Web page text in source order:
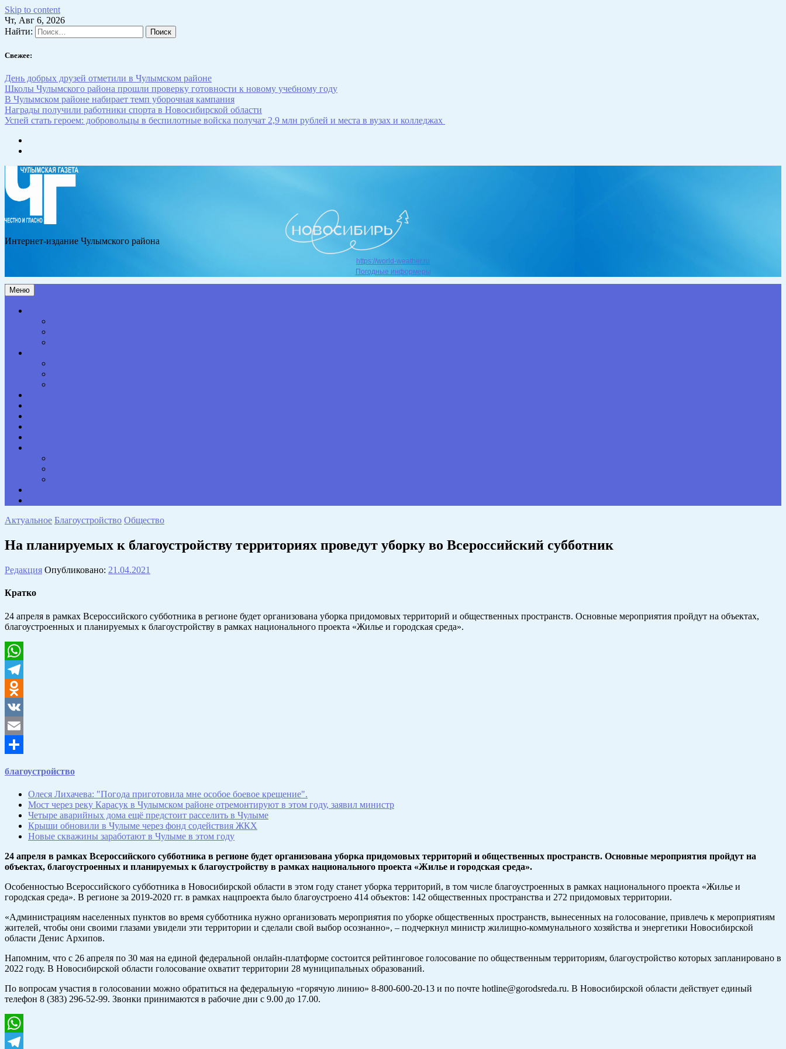
Skip to content
Чт, Авг 6, 2026
Найти:
Свежее:
День добрых друзей отметили в Чулымском районе
Школы Чулымского района прошли проверку готовности к новому учебному году
В Чулымском районе набирает темп уборочная кампания
Награды получили работники спорта в Новосибирской области
Успей стать героем: добровольцы в беспилотные войска получат 2,9 млн рублей и места в вузах и колледжах
Интернет-издание Чулымского района
https://world-weather.ru
Погодные информеры
Меню
Актуальное Благоустройство Общество
На планируемых к благоустройству территориях проведут уборку во Всероссийский субботник
Редакция Опубликовано: 21.04.2021
Кратко
24 апреля в рамках Всероссийского субботника в регионе будет организована уборка придомовых территорий и общественных пространств. Основные мероприятия пройдут на объектах,
благоустроенных и планируемых к благоустройству в рамках национального проекта «Жилье и городская среда».
WhatsApp
Telegram
Odnoklassniki
VK
Email
благоустройство
Олеся Лихачева: "Погода приготовила мне особое боевое крещение".
Мост через реку Карасук в Чулымском районе отремонтируют в этом году, заявил министр
Четыре аварийных дома ещё предстоит расселить в Чулыме
Крыши обновили в Чулыме через фонд содействия ЖКХ
Новые скважины заработают в Чулыме в этом году
24 апреля в рамках Всероссийского субботника в регионе будет организована уборка придомовых территорий и общественных пространств. Основные мероприятия пройдут на
объектах, благоустроенных и планируемых к благоустройству в рамках национального проекта «Жилье и городская среда».
Особенностью Всероссийского субботника в Новосибирской области в этом году станет уборка территорий, в том числе благоустроенных в рамках национального проекта «Жилье и
городская среда». В регионе за 2019-2020 гг. в рамках нацпроекта было благоустроено 414 объектов: 142 общественных пространства и 272 придомовых территории.
«Администрациям населенных пунктов во время субботника нужно организовать мероприятия по уборке общественных пространств, вынесенных на голосование, привлечь к мероприятиям
жителей, чтобы они своими глазами увидели эти территории и сделали свой выбор осознанно», – подчеркнул министр жилищно-коммунального хозяйства и энергетики Новосибирской
области Денис Архипов.
Напомним, что с 26 апреля по 30 мая на единой федеральной онлайн-платформе состоится рейтинговое голосование по общественным территориям, благоустройство которых запланировано в
2022 году. В Новосибирской области голосование охватит территории 28 муниципальных образований.
По вопросам участия в голосовании можно обратиться на федеральную «горячую линию» 8-800-600-20-13 и по почте hotline@gorodsreda.ru. В Новосибирской области действует единый
телефон 8 (383) 296-52-99. Звонки принимаются в рабочие дни с 9.00 до 17.00.
WhatsApp